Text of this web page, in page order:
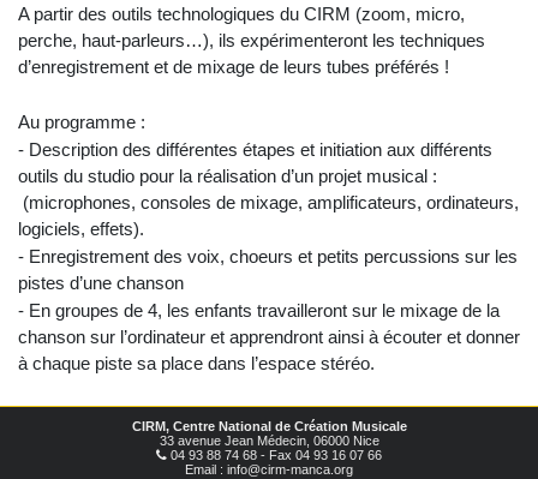
A partir des outils technologiques du CIRM (zoom, micro,
perche, haut-parleurs…), ils expérimenteront les techniques
d’enregistrement et de mixage de leurs tubes préférés !
Au programme :
- Description des différentes étapes et initiation aux différents
outils du studio pour la réalisation d’un projet musical :
(microphones, consoles de mixage, amplificateurs, ordinateurs,
logiciels, effets).
- Enregistrement des voix, choeurs et petits percussions sur les
pistes d’une chanson
- En groupes de 4, les enfants travailleront sur le mixage de la
chanson sur l’ordinateur et apprendront ainsi à écouter et donner
à chaque piste sa place dans l’espace stéréo.
CIRM, Centre National de Création Musicale
33 avenue Jean Médecin, 06000 Nice
04 93 88 74 68 - Fax 04 93 16 07 66
Email : info@cirm-manca.org